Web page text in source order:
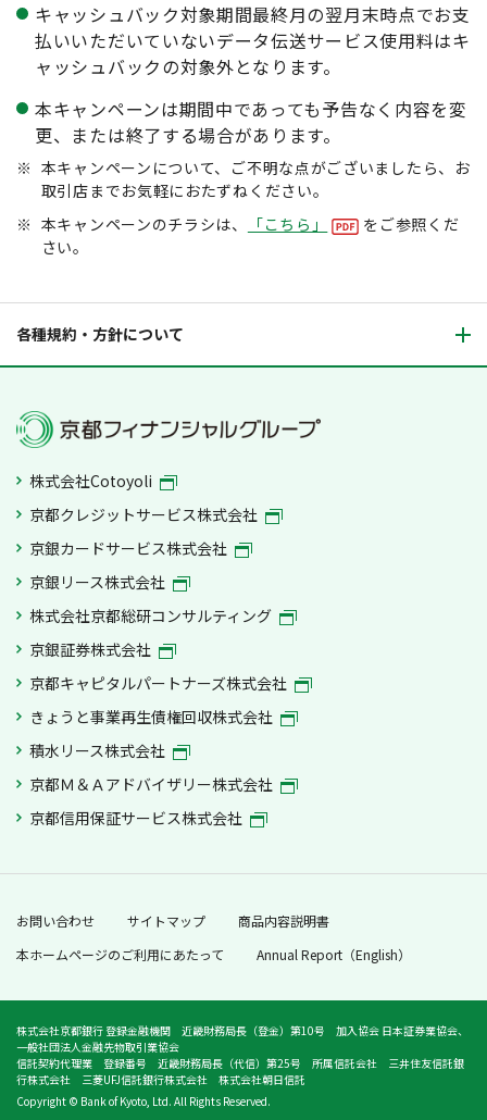
キャッシュバック対象期間最終月の翌月末時点でお支
払いいただいていないデータ伝送サービス使用料はキ
ャッシュバックの対象外となります。
本キャンペーンは期間中であっても予告なく内容を変
更、または終了する場合があります。
※ 本キャンペーンについて、ご不明な点がございましたら、お
取引店までお気軽におたずねください。
※ 本キャンペーンのチラシは、 「こちら」
をご参照くだ
さい。
各種規約・方針について
株式会社Cotoyoli
京都クレジットサービス株式会社
京銀カードサービス株式会社
京銀リース株式会社
株式会社京都総研コンサルティング
京銀証券株式会社
京都キャピタルパートナーズ株式会社
きょうと事業再生債権回収株式会社
積水リース株式会社
京都Ｍ＆Ａアドバイザリー株式会社
京都信用保証サービス株式会社
お問い合わせ サイトマップ
商品内容説明書
本ホームページのご利用にあたって
Annual Report（English）
株式会社京都銀行 登録金融機関 近畿財務局長（登金）第10号 加入協会 日本証券業協会、
一般社団法人金融先物取引業協会
信託契約代理業 登録番号 近畿財務局長（代信）第25号 所属信託会社 三井住友信託銀
行株式会社 三菱UFJ信託銀行株式会社 株式会社朝日信託
Copyright © Bank of Kyoto, Ltd. All Rights Reserved.